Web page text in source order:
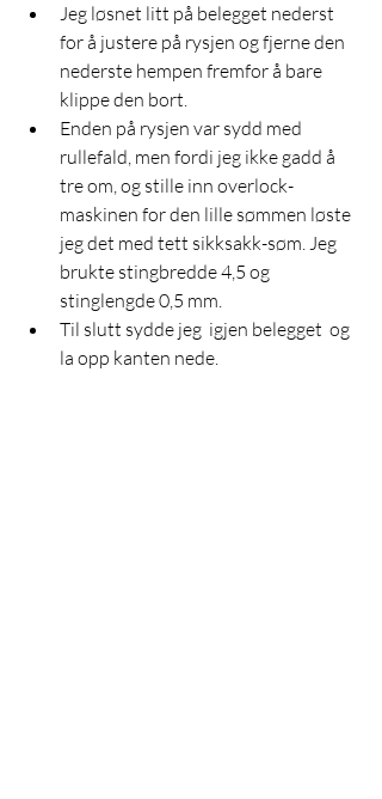
Jeg løsnet litt på belegget nederst
for å justere på rysjen og fjerne den
nederste hempen fremfor å bare
klippe den bort.
Enden på rysjen var sydd med
rullefald, men fordi jeg ikke gadd å
tre om, og stille inn overlock-
maskinen for den lille sømmen løste
jeg det med tett sikksakk-søm. Jeg
brukte stingbredde 4,5 og
stinglengde 0,5 mm.
Til slutt sydde jeg  igjen belegget  og
la opp kanten nede.